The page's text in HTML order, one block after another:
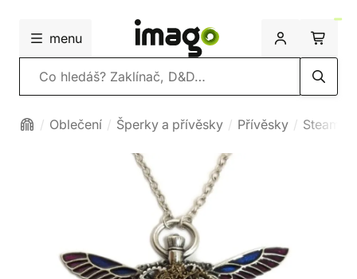
menu
Vyhledávání
Oblečení Šperky a přívěsky Přívěsky